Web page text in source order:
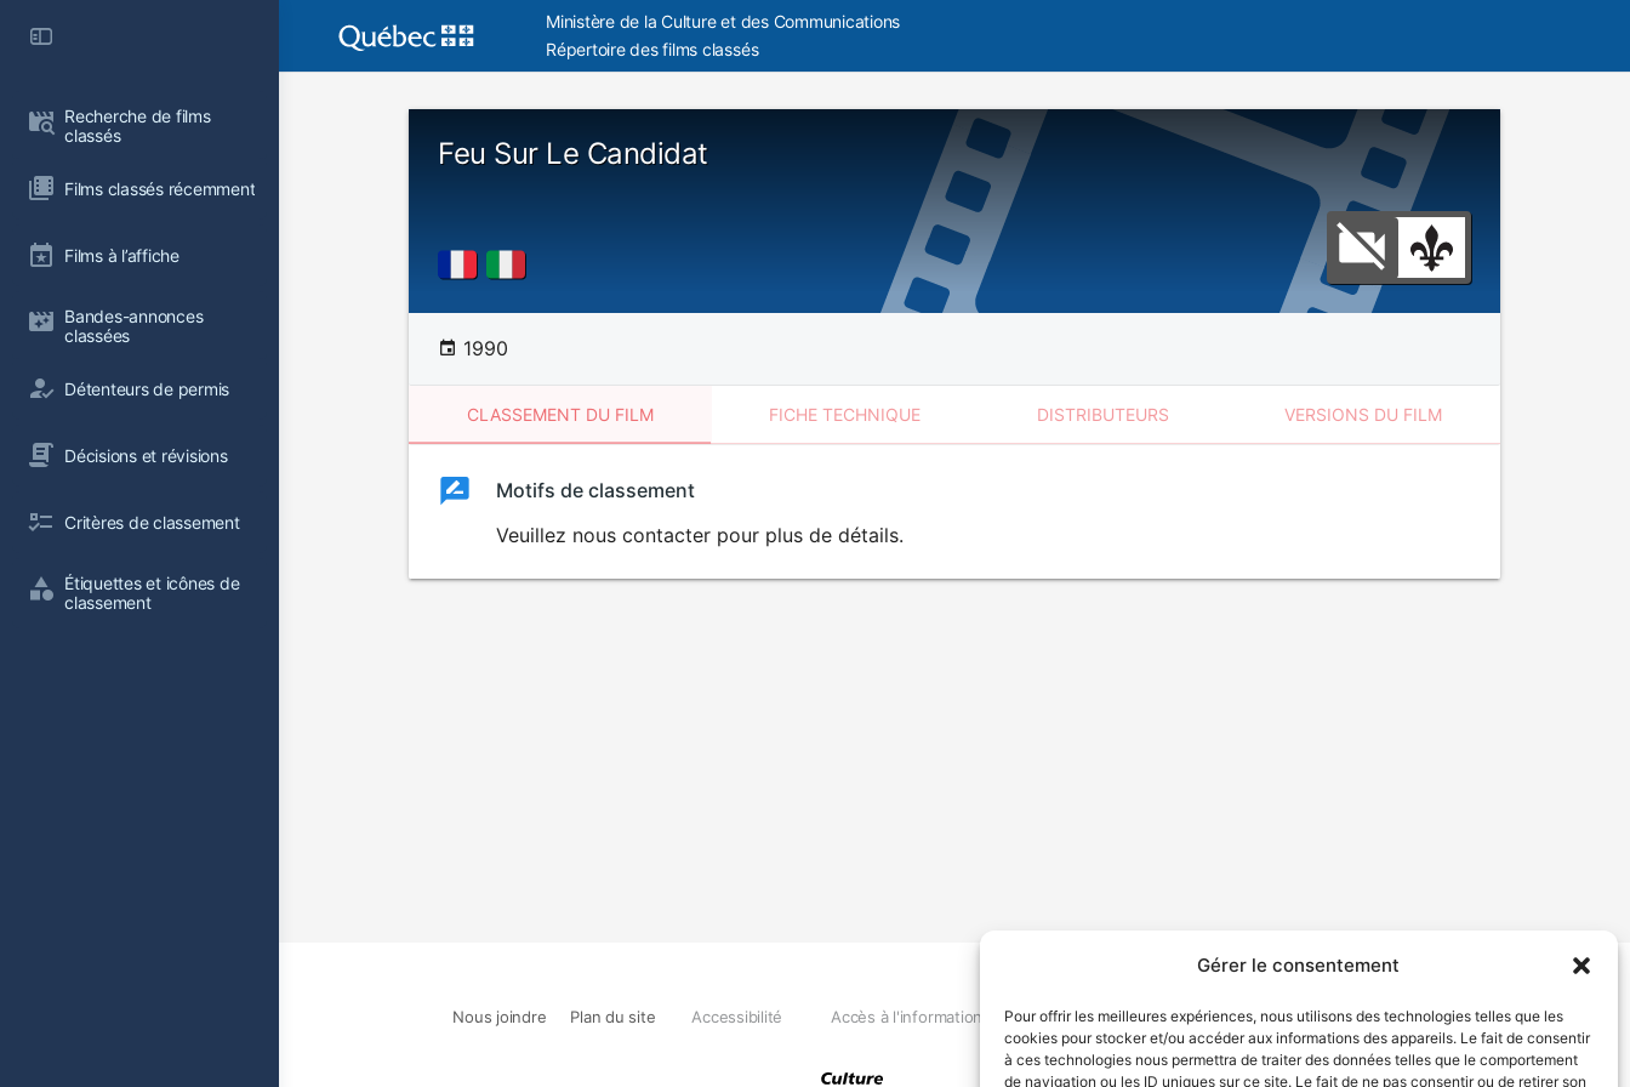
Gérer le consentement
Pour offrir les meilleures expériences, nous utilisons des technologies telles que les
cookies pour stocker et/ou accéder aux informations des appareils. Le fait de consentir
à ces technologies nous permettra de traiter des données telles que le comportement
de navigation ou les ID uniques sur ce site. Le fait de ne pas consentir ou de retirer son
Recherche de films
classés
Films classés récemment
Films à l’affiche
Bandes-annonces
classées
Détenteurs de permis
Décisions et révisions
Critères de classement
Étiquettes et icônes de
classement
Ministère de la Culture et des Communications
Répertoire des films classés
Feu Sur Le Candidat
1990
CLASSEMENT DU FILM FICHE TECHNIQUE DISTRIBUTEURS VERSIONS DU FILM
ClassementClassement
Motifs de classement
Veuillez nous contacter pour plus de détails.
Nous joindre Plan du site Accessibilité Accès à l'information Déclaration de services Politique de confidentialité